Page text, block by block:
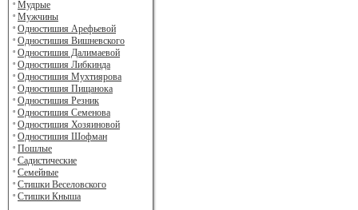
Мудрые
Мужчины
Одностишия Арефьевой
Одностишия Вишневского
Одностишия Далимаевой
Одностишия Либкинда
Одностишия Мухтиярова
Одностишия Пищанока
Одностишия Резник
Одностишия Семенова
Одностишия Хозяиновой
Одностишия Шофман
Пошлые
Садистические
Семейные
Стишки Веселовского
Стишки Кныша